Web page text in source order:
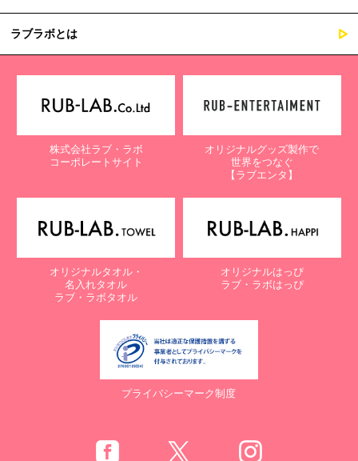
ラブラボとは
株式会社ラブ・ラボ
コーポレートサイト
オリジナルグッズ製作で
世界をつなぐ
【ラブエンタ】
オリジナルタオル・
名入れタオル
ラブ・ラボタオル
オリジナルはっぴ
ラブ・ラボはっぴ
プライバシーマーク制度